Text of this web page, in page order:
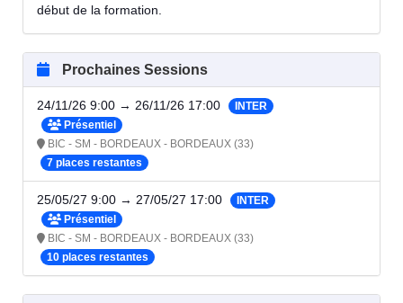
début de la formation.
Prochaines Sessions
24/11/26 9:00 → 26/11/26 17:00
INTER
Présentiel
BIC - SM - BORDEAUX - BORDEAUX (33)
7 places restantes
25/05/27 9:00 → 27/05/27 17:00
INTER
Présentiel
BIC - SM - BORDEAUX - BORDEAUX (33)
10 places restantes